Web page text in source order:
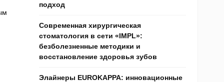
подход
Современная хирургическая
стоматология в сети «IMPL»:
безболезненные методики и
восстановление здоровья зубов
Элайнеры EUROKAPPA: инновационные